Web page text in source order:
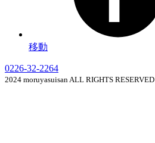
移動
0226-32-2264
2024 moruyasuisan ALL RIGHTS RESERVED